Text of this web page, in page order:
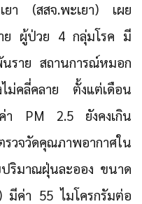
ยา (สสจ.พะเยา) เผย
ย ผู้ป่วย 4 กลุ่มโรค มี
ราย สถานการณ์หมอก
คลี่คลาย ตั้งแต่เดือน
า PM 2.5 ยังคงเกิน
จวัดคุณภาพอากาศใน
มาณฝุ่นละออง ขนาด
มีค่า 55 ไมโครกรัมต่อ